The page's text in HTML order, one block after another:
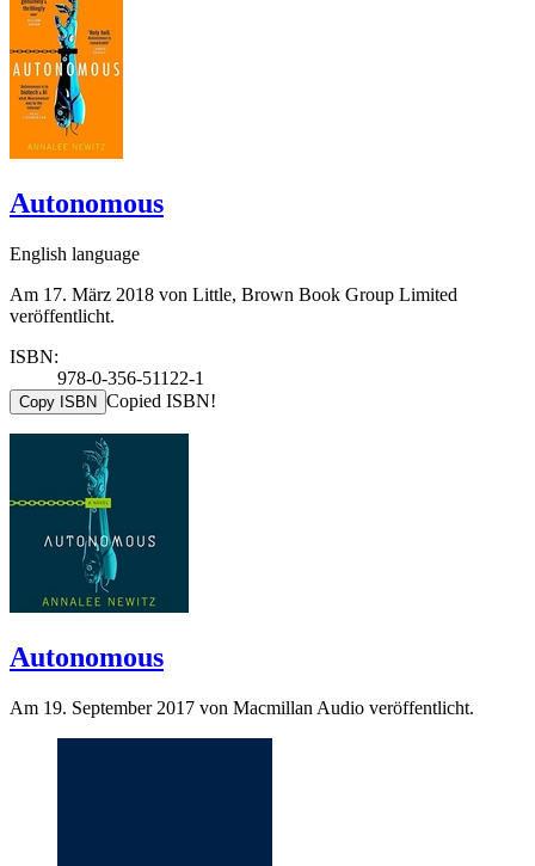
Autonomous
English language
Am 17. März 2018 von Little, Brown Book Group Limited
veröffentlicht.
ISBN:
978-0-356-51122-1
Copy ISBN Copied ISBN!
Autonomous
Am 19. September 2017 von Macmillan Audio veröffentlicht.